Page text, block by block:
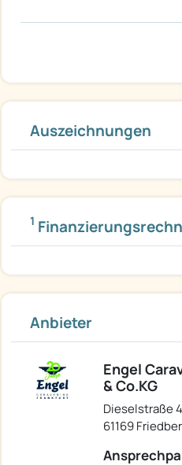
Auszeichnungen
1
Anbieter
Engel
& Co.KG
Dieselstraße 4
61169